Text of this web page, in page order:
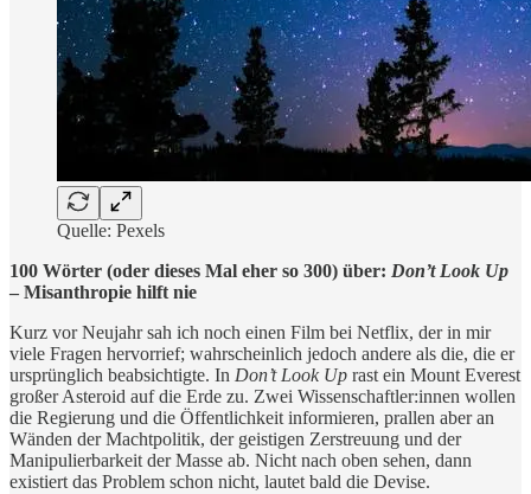
Quelle: Pexels
100 Wörter (oder dieses Mal eher so 300) über: Don’t Look Up
– Misanthropie hilft nie
Kurz vor Neujahr sah ich noch einen Film bei Netflix, der in mir
viele Fragen hervorrief; wahrscheinlich jedoch andere als die, die er
ursprünglich beabsichtigte. In Don’t Look Up rast ein Mount Everest
großer Asteroid auf die Erde zu. Zwei Wissenschaftler:innen wollen
die Regierung und die Öffentlichkeit informieren, prallen aber an
Wänden der Machtpolitik, der geistigen Zerstreuung und der
Manipulierbarkeit der Masse ab. Nicht nach oben sehen, dann
existiert das Problem schon nicht, lautet bald die Devise.